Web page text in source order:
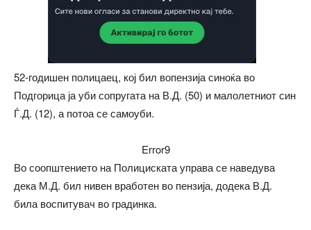
52-годишен полицаец, кој бил вопензија синоќа во
Подгорица ја уби сопругата на В.Д. (50) и малолетниот син
Ѓ.Д. (12), а потоа се самоуби.
Error9
Во соопштението на Полициската управа се наведува
дека М.Д. бил нивен вработен во пензија, додека В.Д.
била воспитувач во градинка.